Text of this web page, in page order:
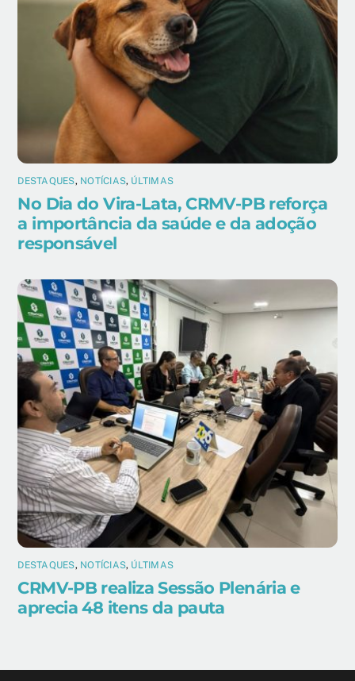
DESTAQUES, NOTÍCIAS, ÚLTIMAS
No Dia do Vira-Lata, CRMV-PB reforça
a importância da saúde e da adoção
responsável
DESTAQUES, NOTÍCIAS, ÚLTIMAS
CRMV-PB realiza Sessão Plenária e
aprecia 48 itens da pauta